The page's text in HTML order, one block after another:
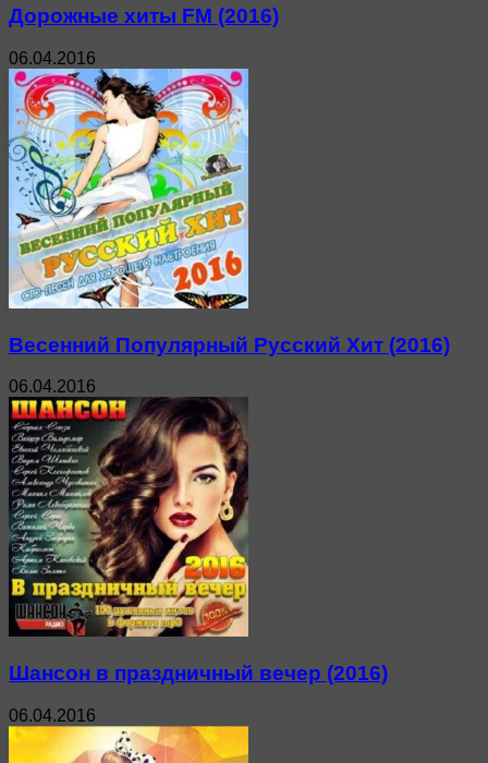
Дорожные хиты FM (2016)
06.04.2016
Весенний Популярный Русский Хит (2016)
06.04.2016
Шансон в праздничный вечер (2016)
06.04.2016